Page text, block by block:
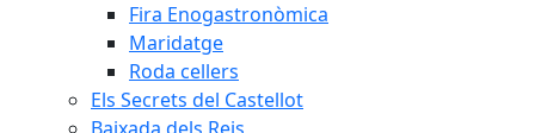
Fira Enogastronòmica
Maridatge
Roda cellers
Els Secrets del Castellot